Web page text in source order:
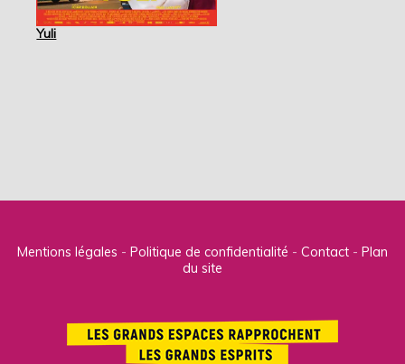
Yuli
Mentions légales Politique de confidentialité Contact
Plan
du site